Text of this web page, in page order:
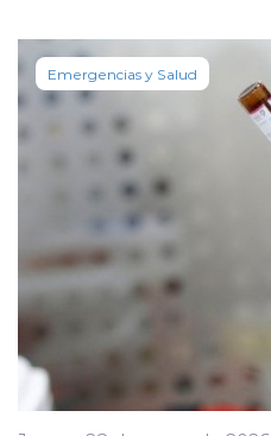
Emergencias y Salud